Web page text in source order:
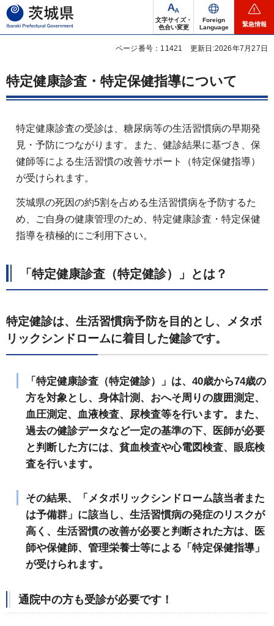
茨城県
文字サイズ・
色合い変更
Foreign
Language
緊急情報
ページ番号：11421 更新日:2026年7月27日
特定健康診査・特定保健指導について
特定健康診査の受診は、糖尿病等の生活習慣病の早期発
見・予防につながります。また、健診結果に基づき、保
健師等による生活習慣の改善サポート（特定保健指導）
が受けられます。
茨城県の死因の約5割を占める生活習慣病を予防するた
め、ご自身の健康管理のため、特定健康診査・特定保健
指導を積極的にご利用下さい。
「特定健康診査（特定健診）」とは？
特定健診は、生活習慣病予防を目的とし、メタボ
リックシンドロームに着目した健診です。
「特定健康診査（特定健診）」は、40歳から74歳の
方を対象とし、身体計測、おへそ周りの腹囲測定、
血圧測定、血液検査、尿検査等を行います。また、
過去の健診データなど一定の基準の下、医師が必要
と判断した方には、貧血検査や心電図検査、眼底検
査を行います。
その結果、「メタボリックシンドローム該当者また
は予備群」に該当し、生活習慣病の発症のリスクが
高く、生活習慣の改善が必要と判断された方は、医
師や保健師、管理栄養士等による「特定保健指導」
が受けられます。
通院中の方も受診が必要です！